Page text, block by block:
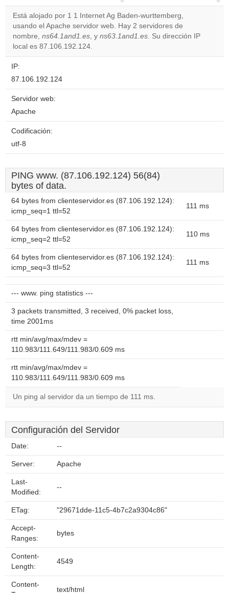
correctly.
Do you
own this
OK
Está alojado por 1 1 Internet Ag Baden-wurttemberg,
usando el Apache servidor web. Hay 2 servidores de
nombre, ns64.1and1.es, y ns63.1and1.es. Su dirección IP
local es 87.106.192.124.
IP:
87.106.192.124
Servidor web:
Apache
Codificación:
utf-8
PING www. (87.106.192.124) 56(84)
bytes of data.
64 bytes from clienteservidor.es (87.106.192.124):
icmp_seq=1 ttl=52
111 ms
64 bytes from clienteservidor.es (87.106.192.124):
icmp_seq=2 ttl=52
110 ms
64 bytes from clienteservidor.es (87.106.192.124):
icmp_seq=3 ttl=52
111 ms
--- www. ping statistics ---
3 packets transmitted, 3 received, 0% packet loss,
time 2001ms
rtt min/avg/max/mdev =
110.983/111.649/111.983/0.609 ms
rtt min/avg/max/mdev =
110.983/111.649/111.983/0.609 ms
Un ping al servidor da un tiempo de 111 ms.
Configuración del Servidor
Date: --
Server: Apache
Last-
Modified:
--
ETag: "29671dde-11c5-4b7c2a9304c86"
Accept-
Ranges:
bytes
Content-
Length:
4549
Content-
text/html